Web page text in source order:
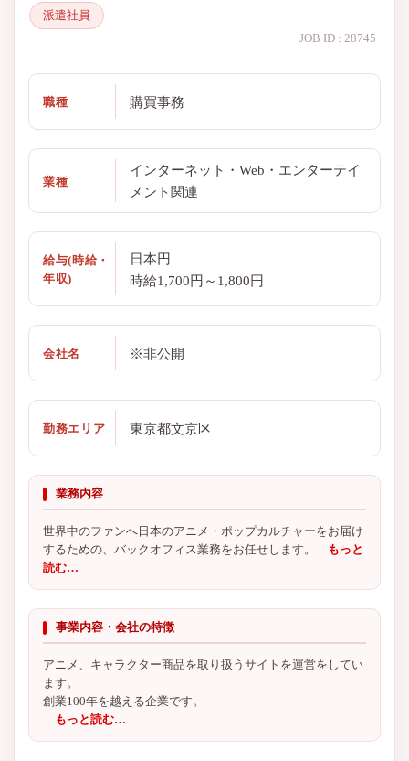
派遣社員
JOB ID : 28745
職種 購買事務
業種
インターネット・Web・エンターテイ
メント関連
給与(時給・
年収)
日本円
時給1,700円～1,800円
会社名 ※非公開
勤務エリア 東京都文京区
業務内容
世界中のファンへ日本のアニメ・ポップカルチャーをお届け
するための、バックオフィス業務をお任せします。
もっと
読む…
事業内容・会社の特徴
アニメ、キャラクター商品を取り扱うサイトを運営をしてい
ます。
創業100年を越える企業です。
もっと読む…